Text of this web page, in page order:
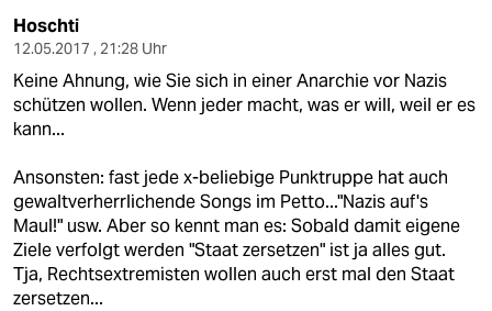
Hoschti
12.05.2017 , 21:28 Uhr
Keine Ahnung, wie Sie sich in einer Anarchie vor Nazis
schützen wollen. Wenn jeder macht, was er will, weil er es
kann...
Ansonsten: fast jede x-beliebige Punktruppe hat auch
gewaltverherrlichende Songs im Petto..."Nazis auf's
Maul!" usw. Aber so kennt man es: Sobald damit eigene
Ziele verfolgt werden "Staat zersetzen" ist ja alles gut.
Tja, Rechtsextremisten wollen auch erst mal den Staat
zersetzen...